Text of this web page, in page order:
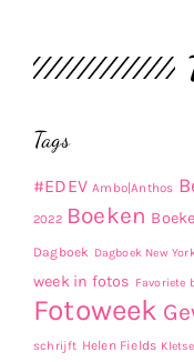
Tags
#EDEV Ambo|Anthos
2022 Boeken
Dagboek Dagboek New
week in fotos Favoriete
Fotoweek
schrijft Helen Fields